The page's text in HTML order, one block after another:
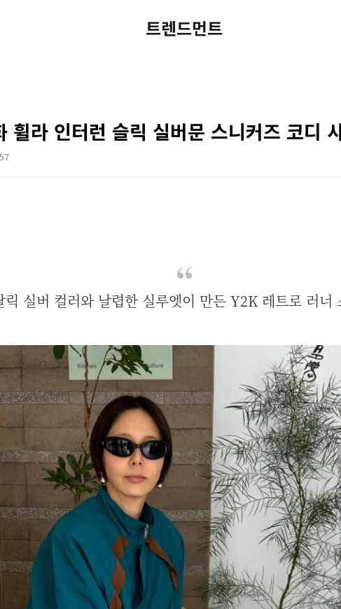
트렌드먼트
휠라 인터런 슬릭 실버문 스니커즈 코디
릭 실버 컬러와 날렵한 실루엣이 만든 Y2K 레트로 러너